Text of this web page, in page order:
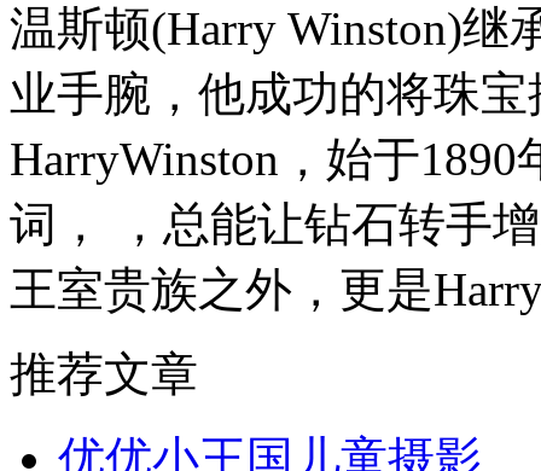
温斯顿(Harry Winston)
业手腕，他成功的将珠
HarryWinston，始于
词， ，总能让钻石转手
王室贵族之外，更是
推荐文章
优优小王国儿童摄影